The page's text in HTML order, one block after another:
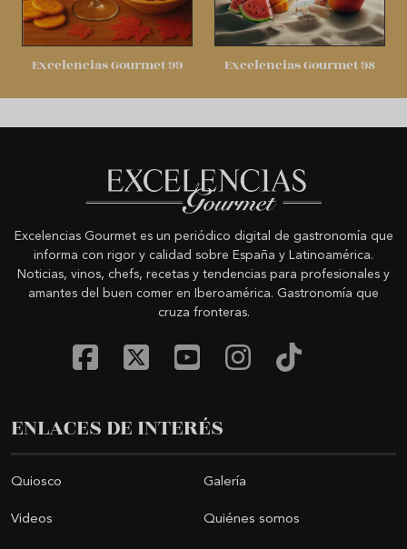
Excelencias Gourmet 99 Excelencias Gourmet 98
Excelencias Gourmet es un periódico digital de gastronomía que
informa con rigor y calidad sobre España y Latinoamérica.
Noticias, vinos, chefs, recetas y tendencias para profesionales y
amantes del buen comer en Iberoamérica. Gastronomía que
cruza fronteras.
ENLACES DE INTERÉS
Quiosco Galería
Videos Quiénes somos